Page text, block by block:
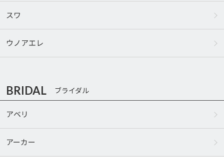
スワ
ウノアエレ
BRIDAL ブライダル
アベリ
アーカー